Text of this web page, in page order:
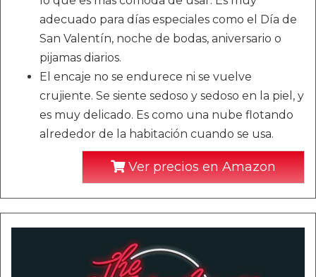
adecuado para días especiales como el Día de
San Valentín, noche de bodas, aniversario o
pijamas diarios.
El encaje no se endurece ni se vuelve
crujiente. Se siente sedoso y sedoso en la piel, y
es muy delicado. Es como una nube flotando
alrededor de la habitación cuando se usa.
Ver precios en Amazon